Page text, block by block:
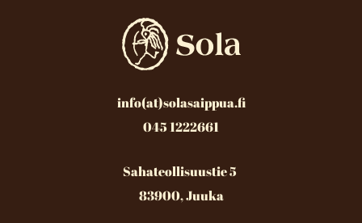
info(at)solasaippua.fi
045 1222661
Sahateollisuustie 5
83900, Juuka